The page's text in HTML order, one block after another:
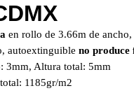
en rollo de 3.66m de ancho,
autoextinguible no produce
3mm, Altura total: 5mm
1185gr/m2